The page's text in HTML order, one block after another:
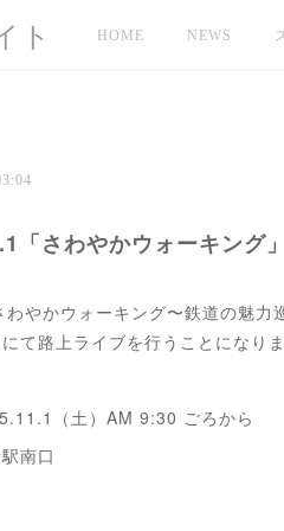
ト HOME NEWS
「さわやかウォーキング
わやかウォーキング〜鉄道の魅
て路上ライブを行うことになり
（土）AM 9:30 ごろから
南口